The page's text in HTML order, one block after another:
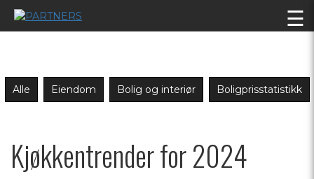
☰
Alle Eiendom Bolig og interiør Boligprisstatistikk
Kjøkkentrender for 2024